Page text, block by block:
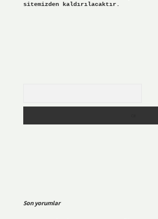
sitemizden kaldırılacaktır.
Son yorumlar